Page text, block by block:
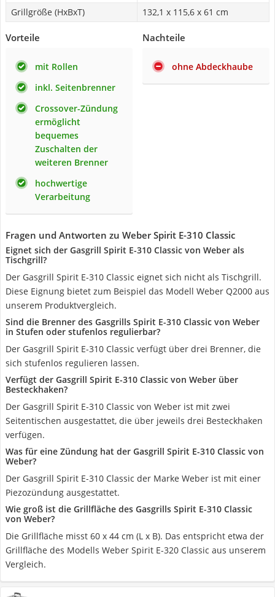
Grillgröße (HxBxT)
132,1 x 115,6 x 61 cm
Vorteile
mit Rollen
inkl. Seitenbrenner
Crossover-Zündung
ermöglicht
bequemes
Zuschalten der
weiteren Brenner
hochwertige
Verarbeitung
Nachteile
ohne Abdeckhaube
Fragen und Antworten zu Weber Spirit E-310 Classic
Eignet sich der Gasgrill Spirit E-310 Classic von Weber als
Tischgrill?
Der Gasgrill Spirit E-310 Classic eignet sich nicht als Tischgrill.
Diese Eignung bietet zum Beispiel das Modell Weber Q2000 aus
unserem Produktvergleich.
Sind die Brenner des Gasgrills Spirit E-310 Classic von Weber
in Stufen oder stufenlos regulierbar?
Der Gasgrill Spirit E-310 Classic verfügt über drei Brenner, die
sich stufenlos regulieren lassen.
Verfügt der Gasgrill Spirit E-310 Classic von Weber über
Besteckhaken?
Der Gasgrill Spirit E-310 Classic von Weber ist mit zwei
Seitentischen ausgestattet, die über jeweils drei Besteckhaken
verfügen.
Was für eine Zündung hat der Gasgrill Spirit E-310 Classic von
Weber?
Der Gasgrill Spirit E-310 Classic der Marke Weber ist mit einer
Piezozündung ausgestattet.
Wie groß ist die Grillfläche des Gasgrills Spirit E-310 Classic
von Weber?
Die Grillfläche misst 60 x 44 cm (L x B). Das entspricht etwa der
Grillfläche des Modells Weber Spirit E-320 Classic aus unserem
Vergleich.